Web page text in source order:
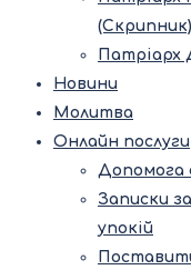
(Скрипник)
Патріарх
Новини
Молитва
Онлайн послуги
Допомога
Записки
упокій